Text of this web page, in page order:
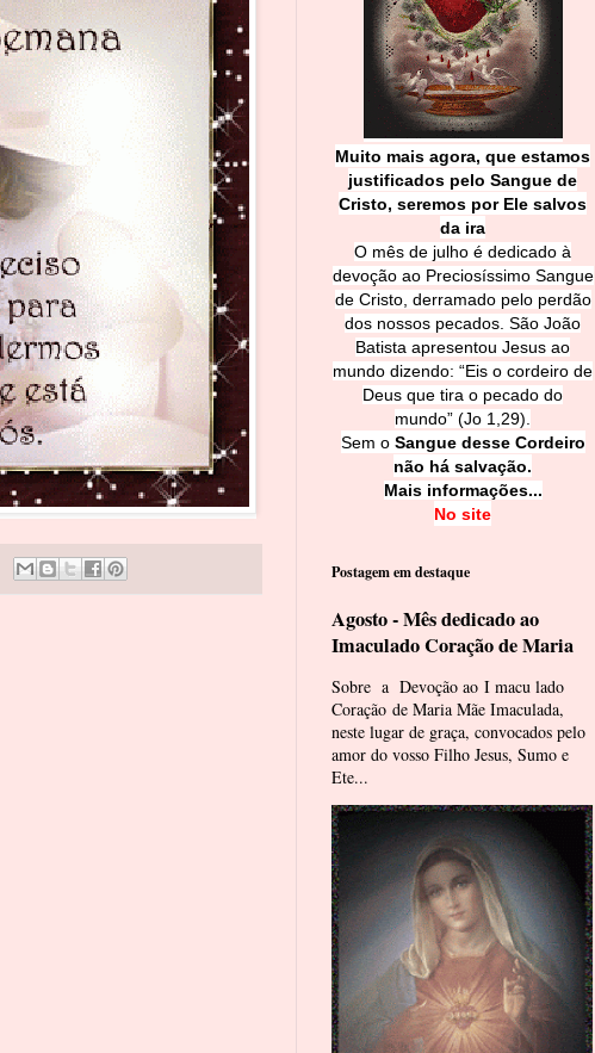
Muito mais agora, que estamos
justificados pelo Sangue de
Cristo, seremos por Ele salvos
da ira
O mês de julho é dedicado à
devoção ao Preciosíssimo Sangue
de Cristo, derramado pelo perdão
dos nossos pecados. São João
Batista apresentou Jesus ao
mundo dizendo: “Eis o cordeiro de
Deus que tira o pecado do
mundo” (Jo 1,29).
Sem o Sangue desse Cordeiro
não há salvação.
Mais informações...
No site
Postagem em destaque
Agosto - Mês dedicado ao
Imaculado Coração de Maria
Sobre a Devoção ao I macu lado
Coração de Maria Mãe Imaculada,
neste lugar de graça, convocados pelo
amor do vosso Filho Jesus, Sumo e
Ete...